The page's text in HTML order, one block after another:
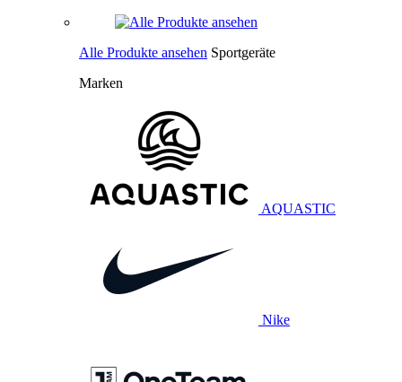
Alle Produkte ansehen Sportgeräte
Marken
AQUASTIC
Nike